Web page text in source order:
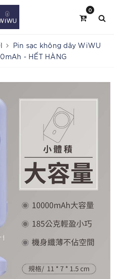
0
Pin sạc không dây WiWU
- HẾT HÀNG